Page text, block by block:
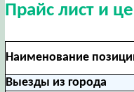
Прайс лист и
Наименование
Выезды из города